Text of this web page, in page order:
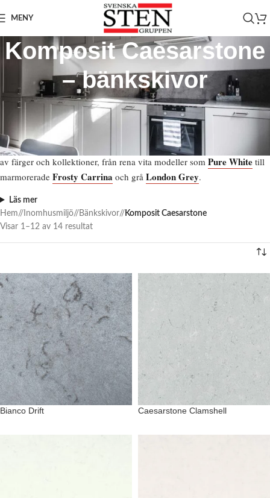
MENY
Komposit Caesarstone
– bänkskivor
Letar du efter en bänkskiva i Caesarstone?Hos Svenska
Stengruppen tillverkar vi måttbeställda Caesarstone bänkskivor – en
premium kvartskomposit från Israel med låg porositet, hög
fläckresistens och minimalt underhåll. Caesarstone finns i ett brett urval
av färger och kollektioner, från rena vita modeller som Pure White till
marmorerade Frosty Carrina och grå London Grey.
Läs mer
Hem/ Inomhusmiljö/ Bänkskivor/ Komposit Caesarstone
Visar 1–12 av 14 resultat
Bianco Drift Caesarstone Clamshell